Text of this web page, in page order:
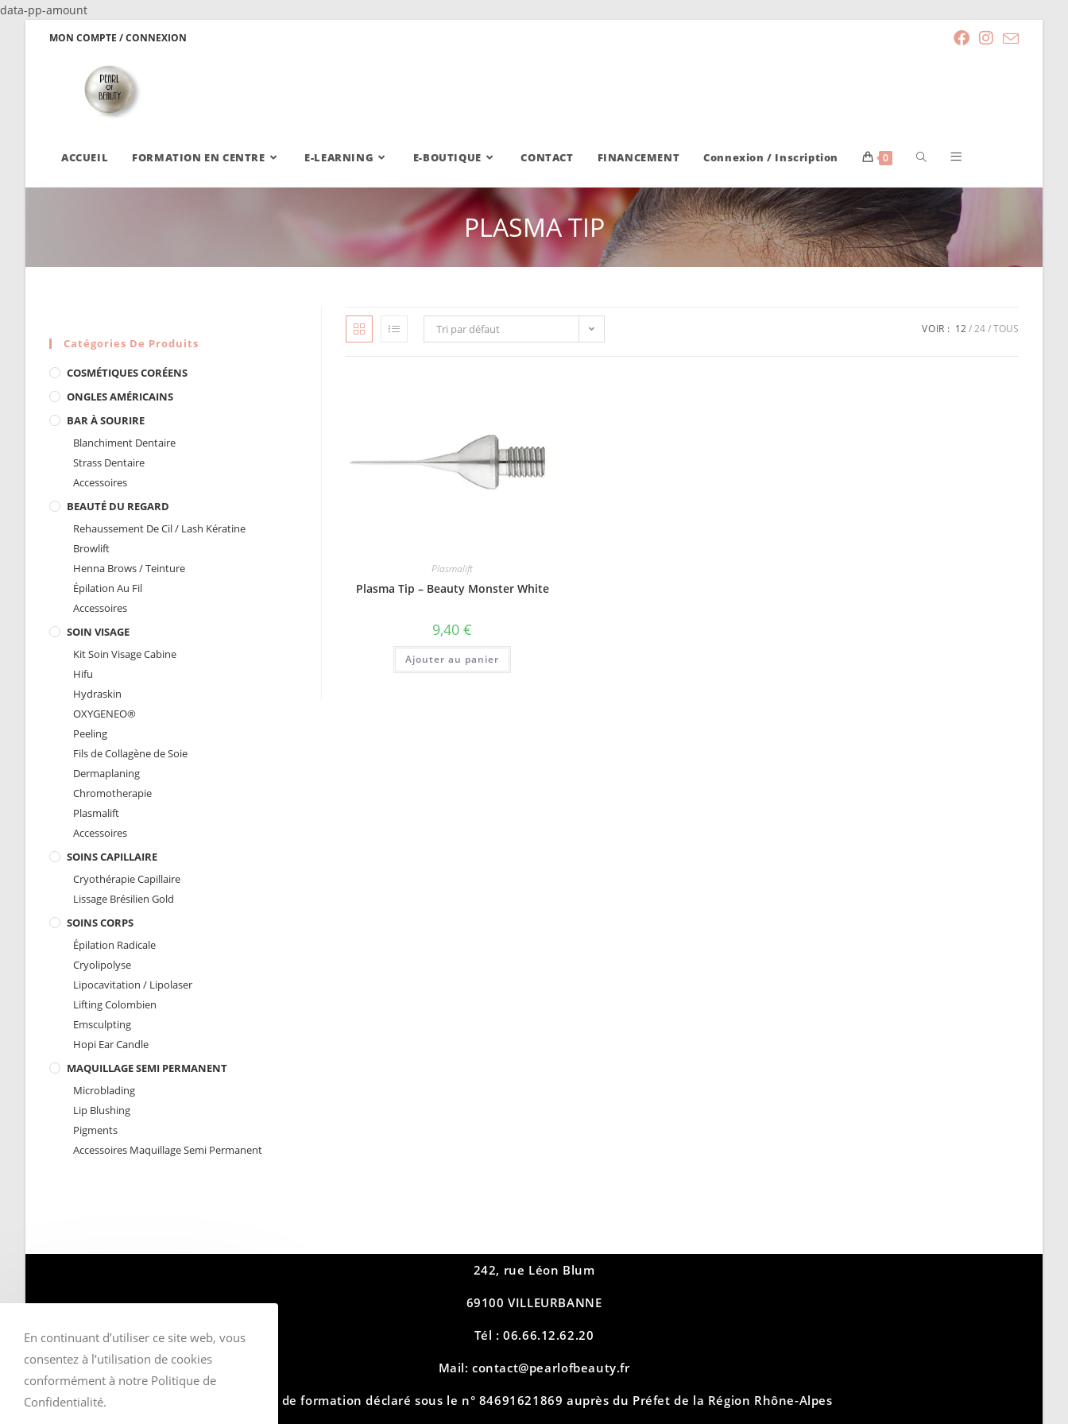
data-pp-amount
MON COMPTE / CONNEXION
ACCUEIL FORMATION EN CENTRE E-LEARNING E-BOUTIQUE CONTACT FINANCEMENT Connexion / Inscription 0
PLASMA TIP
Tri par défaut VOIR : 12 24 TOUS
Plasmalift
Plasma Tip – Beauty Monster White
9,40€
Ajouter au panier
Catégories De Produits
COSMÉTIQUES CORÉENS
ONGLES AMÉRICAINS
BAR À SOURIRE
Blanchiment Dentaire
Strass Dentaire
Accessoires
BEAUTÉ DU REGARD
Rehaussement De Cil / Lash Kératine
Browlift
Henna Brows / Teinture
Épilation Au Fil
Accessoires
SOIN VISAGE
Kit Soin Visage Cabine
Hifu
Hydraskin
OXYGENEO®️
Peeling
Fils de Collagène de Soie
Dermaplaning
Chromotherapie
Plasmalift
Accessoires
SOINS CAPILLAIRE
Cryothérapie Capillaire
Lissage Brésilien Gold
SOINS CORPS
Épilation Radicale
Cryolipolyse
Lipocavitation / Lipolaser
Lifting Colombien
Emsculpting
Hopi Ear Candle
MAQUILLAGE SEMI PERMANENT
Microblading
Lip Blushing
Pigments
Accessoires Maquillage Semi Permanent
242, rue Léon Blum
69100 VILLEURBANNE
Tél : 06.66.12.62.20
Mail: contact@pearlofbeauty.fr
Centre de formation déclaré sous le n° 84691621869 auprès du Préfet de la Région Rhône-Alpes
En continuant d’utiliser ce site web, vous
consentez à l’utilisation de cookies
conformément à notre Politique de
Confidentialité.